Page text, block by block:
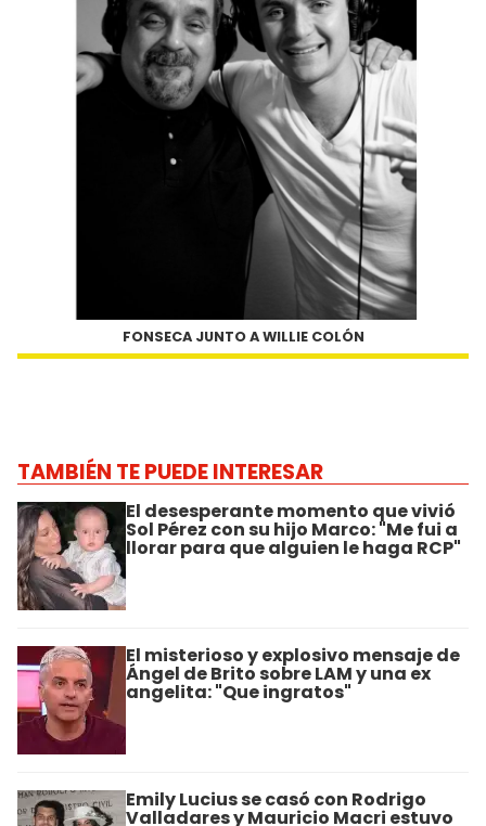
FONSECA JUNTO A WILLIE COLÓN
TAMBIÉN TE PUEDE INTERESAR
El desesperante momento que vivió
Sol Pérez con su hijo Marco: "Me fui a
llorar para que alguien le haga RCP"
El misterioso y explosivo mensaje de
Ángel de Brito sobre LAM y una ex
angelita: "Que ingratos"
Emily Lucius se casó con Rodrigo
Valladares y Mauricio Macri estuvo